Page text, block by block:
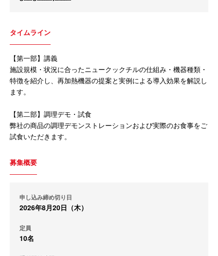
タイムライン
【第一部】講義
施設規模・状況に合ったニュークックチルの仕組み・機器種類・
特徴を紹介し、再加熱機器の提案と実例による導入効果を解説し
ます。
【第二部】調理デモ・試食
弊社の商品の調理デモンストレーションおよび実際のお食事をご
試食いただきます。
募集概要
申し込み締め切り日
2026年8月20日（木）
定員
10名